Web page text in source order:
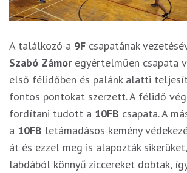
A találkozó a 9F csapatának
Szabó Zámoregyértelműen csapata
első félidőben és palánk alatti
fontos pontokat szerzett. A félidő
fordítani tudott a 10FB csapata. A
a 10FB letámadásos kemény
át és ezzel meg is alapozták
labdából könnyű ziccereket dobtak,